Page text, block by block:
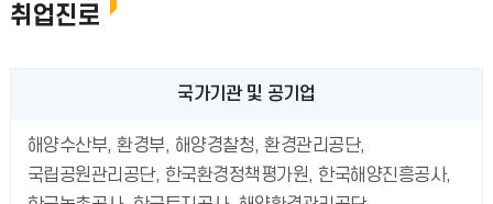
취업진로
국가기관 및 공기업
해양수산부, 환경부, 해양경찰청, 환경관리공단,
국립공원관리공단, 한국환경정책평가원, 한국해양진흥공사,